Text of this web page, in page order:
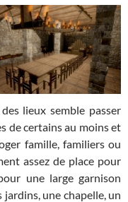
lieux semble passer
de certains au moins et
famille, familiers ou
assez de place pour
une large garnison
une chapelle, un